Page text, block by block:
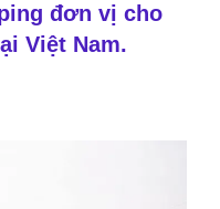
đơn vị cho
Việt Nam.